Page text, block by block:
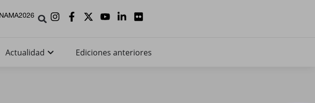
Actualidad Ediciones anteriores